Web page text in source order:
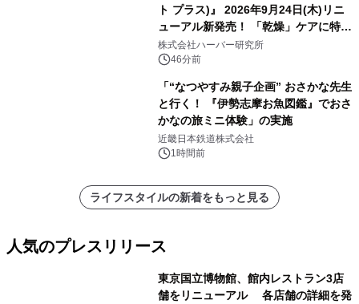
ト プラス)』 2026年9月24日(木)リニ
ューアル新発売！ 「乾燥」ケアに特化
し、ライン使いで潤いに満ちた肌へ
株式会社ハーバー研究所
46分前
「“なつやすみ親子企画” おさかな先生
と行く！ 『伊勢志摩お魚図鑑』でおさ
かなの旅ミニ体験」の実施
近畿日本鉄道株式会社
1時間前
ライフスタイルの新着をもっと見る
人気のプレスリリース
東京国立博物館、館内レストラン3店
舗をリニューアル 各店舗の詳細を発